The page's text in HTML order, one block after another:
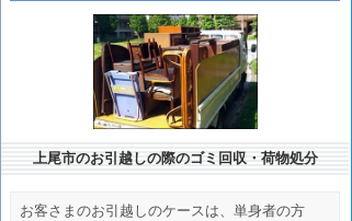
上尾市のお引越しの際のゴミ回収・荷物処分
お客さまのお引越しのケースは、単身者の方